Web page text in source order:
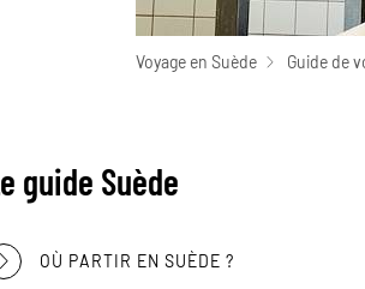
Voyage en Suède Guide de
Le guide Suède
OÙ PARTIR EN SUÈDE ?